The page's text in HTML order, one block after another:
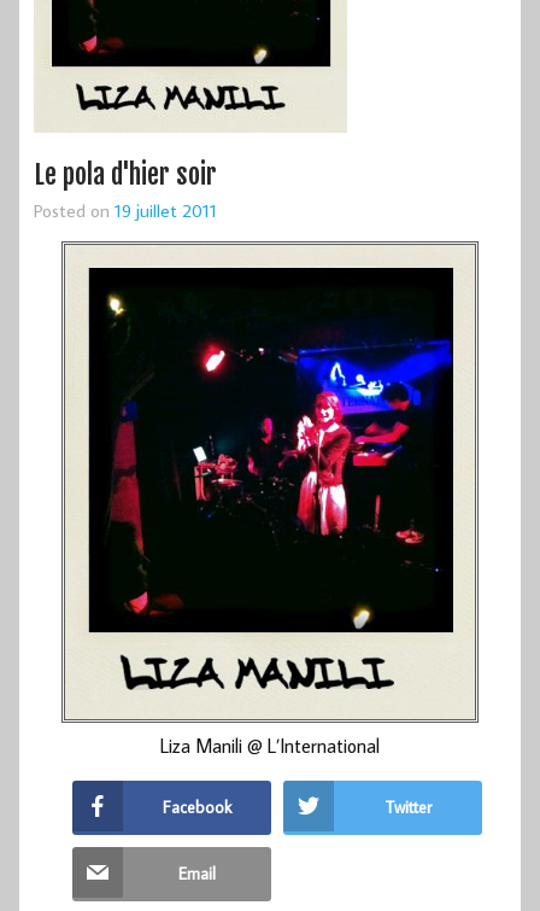
Le pola d'hier soir
Posted on 19 juillet 2011
Liza Manili @ L’International
Facebook Twitter
Email